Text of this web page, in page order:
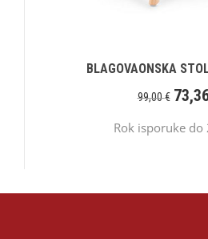
BLAGOVAONSKA
99,00€
Rok isporuke do